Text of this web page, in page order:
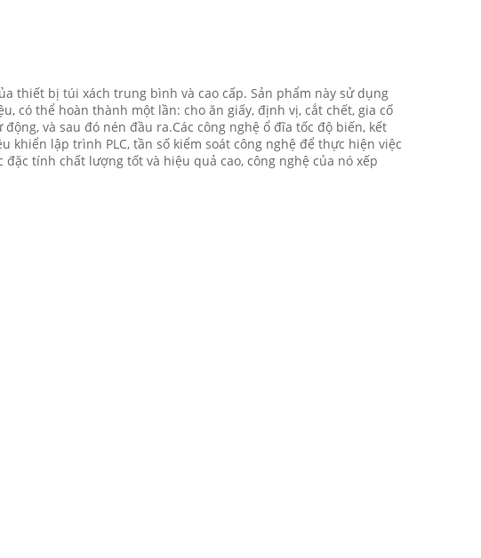
thiết bị túi xách trung bình và cao cấp. Sản phẩm này sử dụng
có thể hoàn thành một lần: cho ăn giấy, định vị, cắt chết, gia cố
và sau đó nén đầu ra.Các công nghệ ổ đĩa tốc độ biến, kết
lập trình PLC, tần số kiểm soát công nghệ để thực hiện việc
tính chất lượng tốt và hiệu quả cao, công nghệ của nó xếp